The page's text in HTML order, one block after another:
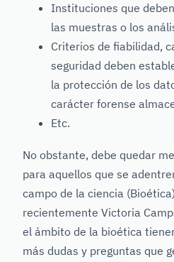
Instituciones que
las muestras o los
Criterios de fiabilidad,
seguridad deben
la protección de los
carácter forense
Etc.
No obstante, debe quedar
para aquellos que se
campo de la ciencia
recientemente Victoria
el ámbito de la bioética
más dudas y preguntas que